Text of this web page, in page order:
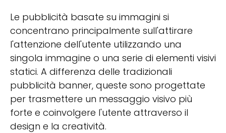
Le pubblicità basate su immagini si
concentrano principalmente sull'attirare
l'attenzione dell'utente utilizzando una
singola immagine o una serie di elementi visivi
statici. A differenza delle tradizionali
pubblicità banner, queste sono progettate
per trasmettere un messaggio visivo più
forte e coinvolgere l'utente attraverso il
design e la creatività.